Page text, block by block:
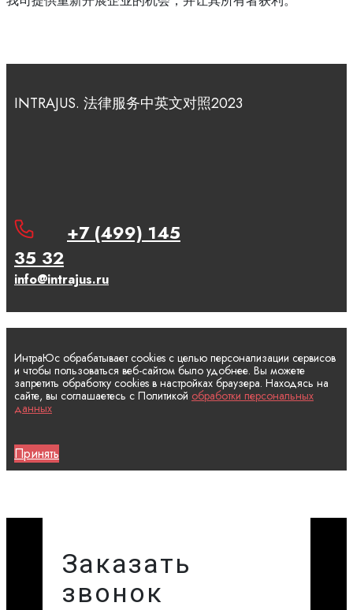
INTRAJUS. ​法律服务中英文对照2023
+7 (499) 145
35 32
info@intrajus.ru
ИнтраЮс обрабатывает cookies с целью персонализации сервисов
и чтобы пользоваться веб-сайтом было удобнее. Вы можете
запретить обработку cookies в настройках браузера. Находясь на
сайте, вы соглашаетесь с Политикой обработки персональных
данных
Принять
Заказать
звонок